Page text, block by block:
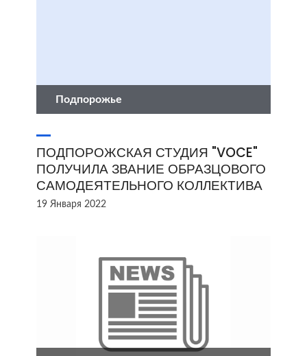
Подпорожье
ПОДПОРОЖСКАЯ СТУДИЯ "VOCE"
ПОЛУЧИЛА ЗВАНИЕ ОБРАЗЦОВОГО
САМОДЕЯТЕЛЬНОГО КОЛЛЕКТИВА
19 Января 2022